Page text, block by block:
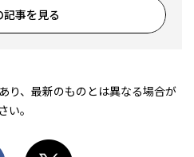
記事を見る
り、最新のものとは異なる場合が
。